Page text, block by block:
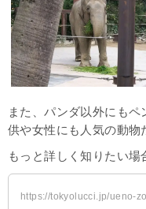
また、パンダ以外にも
供や女性にも人気の動物
もっと詳しく知りたい場
https://tokyolucci.jp/ueno-